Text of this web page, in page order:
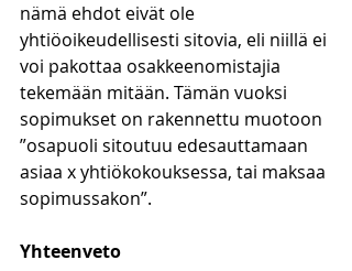
nämä ehdot eivät ole
yhtiöoikeudellisesti sitovia, eli niillä ei
voi pakottaa osakkeenomistajia
tekemään mitään. Tämän vuoksi
sopimukset on rakennettu muotoon
”osapuoli sitoutuu edesauttamaan
asiaa x yhtiökokouksessa, tai maksaa
sopimussakon”.
Yhteenveto